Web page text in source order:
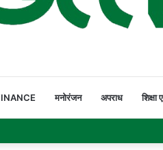
मनोरंजन अपराध शिक्षा